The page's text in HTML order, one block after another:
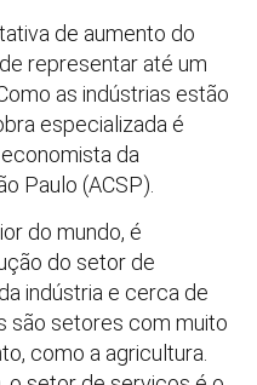
de aumento do
representar até um
as indústrias estão
especializada é
economista da
Paulo (ACSP).
do mundo, é
do setor de
indústria e cerca de
são setores com muito
como a agricultura.